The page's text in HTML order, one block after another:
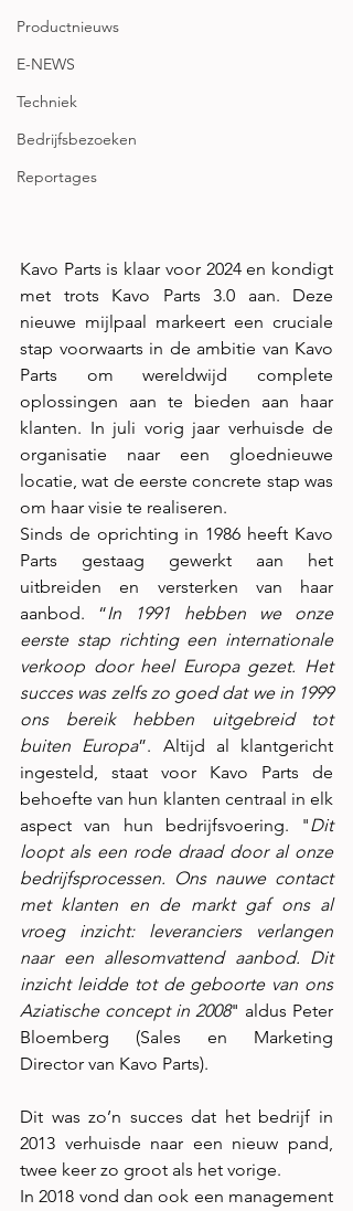
Productnieuws
E-NEWS
Techniek
Bedrijfsbezoeken
Reportages
Kavo Parts is klaar voor 2024 en kondigt
met trots Kavo Parts 3.0 aan. Deze
nieuwe mijlpaal markeert een cruciale
stap voorwaarts in de ambitie van Kavo
Parts om wereldwijd complete
oplossingen aan te bieden aan haar
klanten. In juli vorig jaar verhuisde de
organisatie naar een gloednieuwe
locatie, wat de eerste concrete stap was
om haar visie te realiseren.
Sinds de oprichting in 1986 heeft Kavo
Parts gestaag gewerkt aan het
uitbreiden en versterken van haar
aanbod. “In 1991 hebben we onze
eerste stap richting een internationale
verkoop door heel Europa gezet. Het
succes was zelfs zo goed dat we in 1999
ons bereik hebben uitgebreid tot
buiten Europa”. Altijd al klantgericht
ingesteld, staat voor Kavo Parts de
behoefte van hun klanten centraal in elk
aspect van hun bedrijfsvoering. "Dit
loopt als een rode draad door al onze
bedrijfsprocessen. Ons nauwe contact
met klanten en de markt gaf ons al
vroeg inzicht: leveranciers verlangen
naar een allesomvattend aanbod. Dit
inzicht leidde tot de geboorte van ons
Aziatische concept in 2008" aldus Peter
Bloemberg (Sales en Marketing
Director van Kavo Parts).
Dit was zo’n succes dat het bedrijf in
2013 verhuisde naar een nieuw pand,
twee keer zo groot als het vorige.
In 2018 vond dan ook een management